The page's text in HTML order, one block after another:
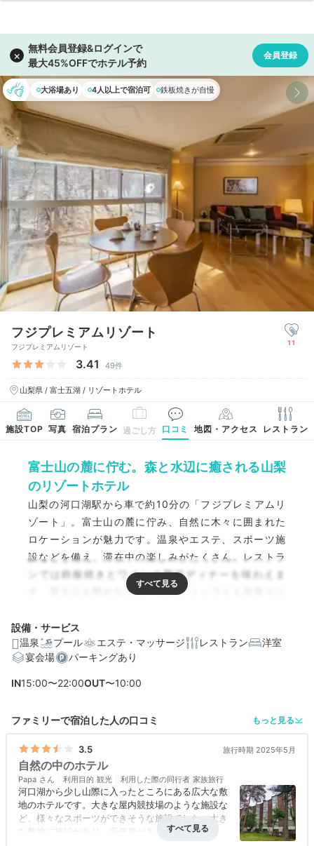
大浴場あり 4人以上で宿泊可 鉄板焼きが自慢
フジプレミアムリゾート
フジプレミアムリゾート
3.41 49件
山梨県 / 富士五湖 / リゾートホテル
11
施設TOP 写真 宿泊プラン 過ごし方 口コミ 地図・アクセス レストラン
富士山の麓に佇む。森と水辺に癒される山梨
のリゾートホテル
山梨の河口湖駅から車で約10分の「フジプレミアムリ
ゾート」。富士山の麓に佇み、自然に木々に囲まれた
ロケーションが魅力です。温泉やエステ、スポーツ施
設などを備え、滞在中の楽しみがたくさん。レストラ
ンでは鉄板焼きとワインの贅沢ディナーを味わえま
す。富士山を眺めながら、朝食ビュッフェも欲張りに
編集部おすすめの３つのポイント
も◎
テニス・プール・ビリヤード・温泉。充実の施設でリゾ
ートを満喫
「トップオブフォレスト」で山梨の美味しい食を堪能
設備・サービス
温泉
プール エステ・マッサージ レストラン
洋室
宴会場
パーキングあり
IN15:00〜22:00OUT〜10:00
ファミリーで宿泊した人の口コミ もっと見る
3.5 旅行時期 2025年5月
自然の中のホテル
Papa 利用目的 観光 利用した際の同行者 家族旅行
河口湖から少し山際に入ったところにある広大な敷
地のホテルです。大きな屋内競技場のような施設な
ど、様々なスポーツができそうな施設でした。大き
な敷地に施設があり、高低差があったり、施設毎の